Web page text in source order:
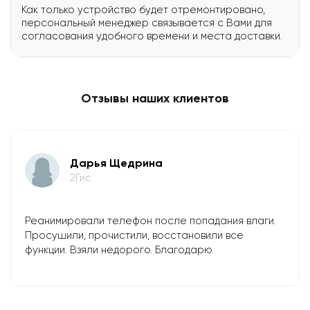
Как только устройство будет отремонтировано,
персональный менеджер связывается с Вами для
согласования удобного времени и места доставки.
Отзывы наших клиентов
​Дарья Щедрина
2Гис
Реанимировали телефон после попадания влаги.
Просушили, прочистили, восстановили все
функции. Взяли недорого. Благодарю.